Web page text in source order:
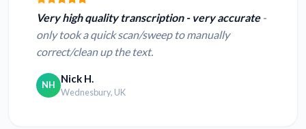
Very high quality transcription - very accurate-
only took a quick scan/sweep to manually
correct/clean up the text.
NH Nick H.
Wednesbury, UK